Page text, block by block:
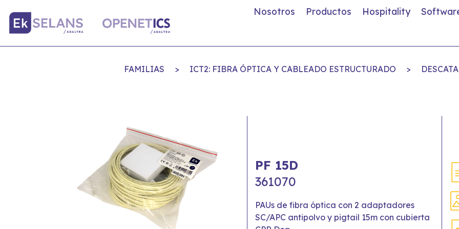
Nosotros Productos Hospitality
FAMILIAS > ICT2: FIBRA ÓPTICA Y CABLEADO ESTRUCTURADO >
PF 15D
361070
PAUs de fibra óptica con 2 adaptadores
SC/APC antipolvo y pigtail 15m con cubierta